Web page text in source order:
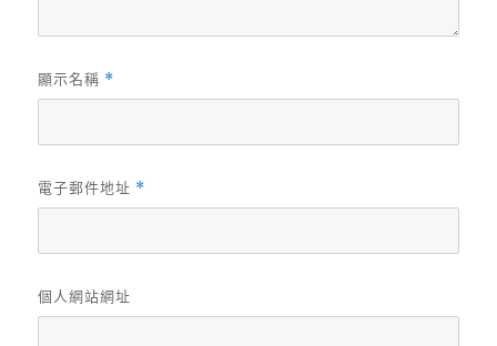
顯示名稱 *
電子郵件地址 *
個人網站網址